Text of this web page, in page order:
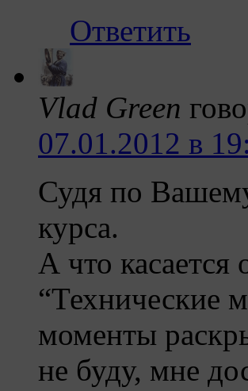
Ответить
Vlad Green
07.01.2012 в
Судя по
курса.
А что касается
“Технические
моменты
не буду, мне